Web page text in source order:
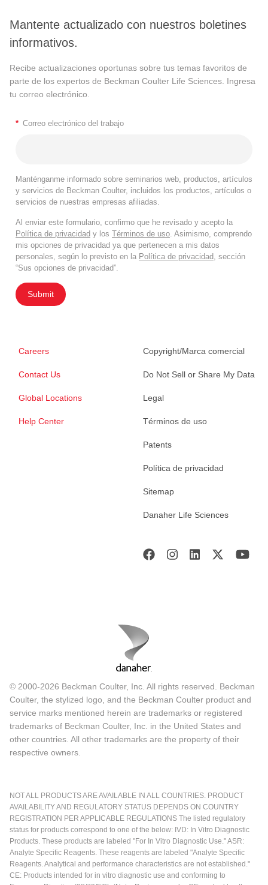
Mantente actualizado con nuestros boletines
informativos.
Recibe actualizaciones oportunas sobre tus temas favoritos de
parte de los expertos de Beckman Coulter Life Sciences. Ingresa
tu correo electrónico.
* Correo electrónico del trabajo
Manténganme informado sobre seminarios web, productos, artículos
y servicios de Beckman Coulter, incluidos los productos, artículos o
servicios de nuestras empresas afiliadas.
Al enviar este formulario, confirmo que he revisado y acepto la
Política de privacidad y los Términos de uso. Asimismo, comprendo
mis opciones de privacidad ya que pertenecen a mis datos
personales, según lo previsto en la Política de privacidad, sección
“Sus opciones de privacidad”.
Submit
Careers
Contact Us
Global Locations
Help Center
Copyright/Marca comercial
Do Not Sell or Share My Data
Legal
Términos de uso
Patents
Política de privacidad
Sitemap
Danaher Life Sciences
© 2000-2026 Beckman Coulter, Inc. All rights reserved. Beckman
Coulter, the stylized logo, and the Beckman Coulter product and
service marks mentioned herein are trademarks or registered
trademarks of Beckman Coulter, Inc. in the United States and
other countries. All other trademarks are the property of their
respective owners.
NOT ALL PRODUCTS ARE AVAILABLE IN ALL COUNTRIES. PRODUCT
AVAILABILITY AND REGULATORY STATUS DEPENDS ON COUNTRY
REGISTRATION PER APPLICABLE REGULATIONS The listed regulatory
status for products correspond to one of the below: IVD: In Vitro Diagnostic
Products. These products are labeled "For In Vitro Diagnostic Use." ASR:
Analyte Specific Reagents. These reagents are labeled "Analyte Specific
Reagents. Analytical and performance characteristics are not established."
CE: Products intended for in vitro diagnostic use and conforming to